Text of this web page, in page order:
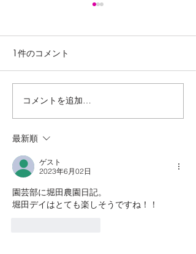
きれいに咲いてます
が、、🌻
1件のコメント
コメントを追加…
最新順
ゲスト
2023年6月02日
園芸部に堀田農園日記。
堀田デイはとても楽しそうですね！！